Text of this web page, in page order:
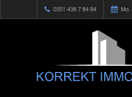
0351 438 7 84 84 Mo.